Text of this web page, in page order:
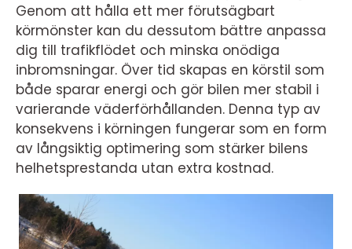
Genom att hålla ett mer förutsägbart
körmönster kan du dessutom bättre anpassa
dig till trafikflödet och minska onödiga
inbromsningar. Över tid skapas en körstil som
både sparar energi och gör bilen mer stabil i
varierande väderförhållanden. Denna typ av
konsekvens i körningen fungerar som en form
av långsiktig optimering som stärker bilens
helhetsprestanda utan extra kostnad.